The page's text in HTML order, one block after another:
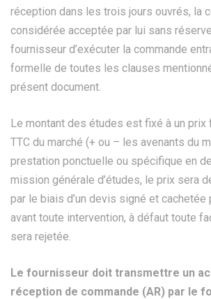
réception dans les trois jours ouvrés, la
considérée acceptée par lui sans
fournisseur d’exécuter la commande
formelle de toutes les clauses
présent document.
Le montant des études est fixé à un prix
TTC du marché (+ ou – les avenants du
prestation ponctuelle ou spécifique en
mission générale d’études, le prix sera
par le biais d’un devis signé et cachetée
avant toute intervention, à défaut toute
sera rejetée.
Le fournisseur doit transmettre un
réception de commande (AR) par le